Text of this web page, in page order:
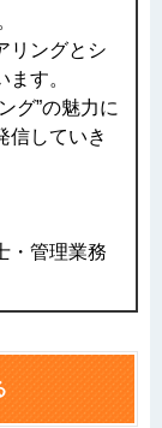
リングとシ
す。
グ”の魅力に
信していき
・管理業務